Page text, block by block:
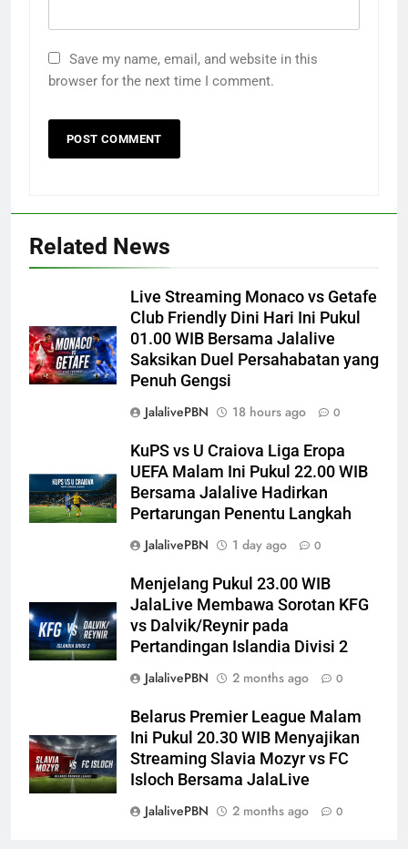
Save my name, email, and website in this
browser for the next time I comment.
Related News
Live Streaming Monaco vs Getafe
Club Friendly Dini Hari Ini Pukul
01.00 WIB Bersama Jalalive
Saksikan Duel Persahabatan yang
Penuh Gengsi
JalalivePBN
18 hours ago 0
KuPS vs U Craiova Liga Eropa
UEFA Malam Ini Pukul 22.00 WIB
Bersama Jalalive Hadirkan
Pertarungan Penentu Langkah
JalalivePBN
1 day ago 0
Menjelang Pukul 23.00 WIB
JalaLive Membawa Sorotan KFG
vs Dalvik/Reynir pada
Pertandingan Islandia Divisi 2
JalalivePBN
2 months ago 0
Belarus Premier League Malam
Ini Pukul 20.30 WIB Menyajikan
Streaming Slavia Mozyr vs FC
Isloch Bersama JalaLive
JalalivePBN
2 months ago 0